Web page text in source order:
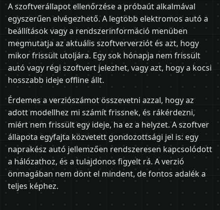
A szoftverállapot ellenőrzése a próbaút alkalmával
egyszerűen elvégezhető. A legtöbb elektromos autó a
beállítások vagy a rendszerinformáció menüben
megmutatja az aktuális szoftververziót és azt, hogy
mikor frissült utoljára. Egy sok hónapja nem frissült
autó vagy régi szoftvert jelezhet, vagy azt, hogy a kocsi
hosszabb ideje offline állt.
Érdemes a verziószámot összevetni azzal, hogy az
adott modellhez mi számít frissnek, és rákérdezni,
miért nem frissült egy ideje, ha ez a helyzet. A szoftver
állapota egyfajta közvetett gondozottsági jel is: egy
naprakész autó jellemzően rendszeresen kapcsolódott
a hálózathoz, és a tulajdonos figyelt rá. A verzió
önmagában nem dönt el mindent, de fontos adalék a
teljes képhez.